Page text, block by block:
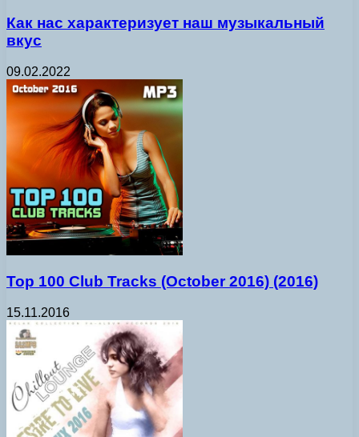
Как нас характеризует наш музыкальный
вкус
09.02.2022
Top 100 Club Tracks (October 2016) (2016)
15.11.2016